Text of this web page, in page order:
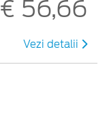
€ 56,66
Vezi detalii